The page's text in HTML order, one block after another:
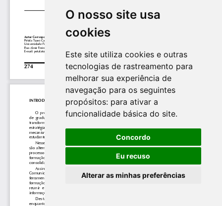
O nosso site usa
cookies
Este site utiliza cookies e outras
tecnologias de rastreamento para
melhorar sua experiência de
navegação para os seguintes
propósitos: para ativar a
funcionalidade básica do site.
Concordo
Eu recuso
Alterar as minhas preferências